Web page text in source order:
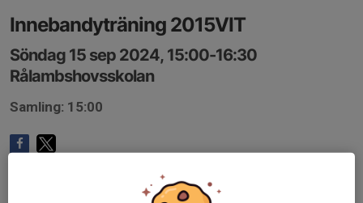
Innebandyträning 2015VIT
Söndag 15 sep 2024, 15:00-16:30
Rålambshovsskolan
Samling: 15:00